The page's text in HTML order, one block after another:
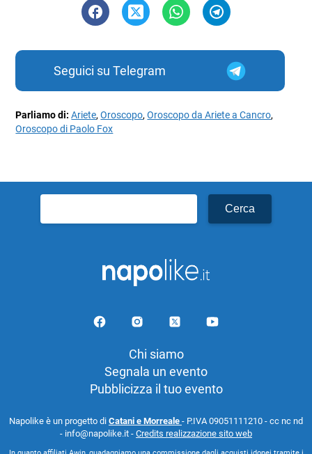
Seguici su Telegram
Parliamo di:Ariete,Oroscopo,Oroscopo da Ariete a Cancro,
Oroscopo di Paolo Fox
per:
Chi siamo
Segnala un evento
Pubblicizza il tuo evento
Napolike è un progetto di Catani e Morreale - P.IVA 09051111210 - cc nc nd
- info@napolike.it - Credits realizzazione sito web